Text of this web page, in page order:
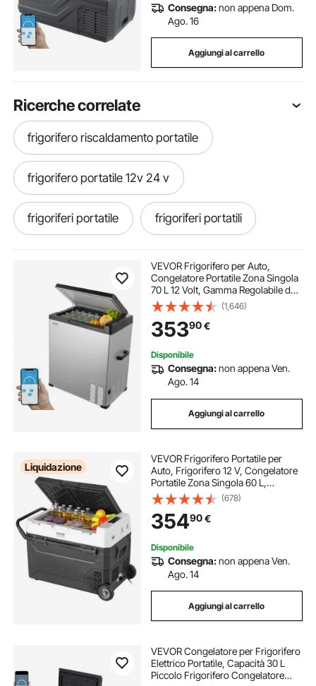
Consegna:non appena Dom.
Ago. 16
Aggiungi al carrello
Ricerche correlate
frigorifero riscaldamento portatile
frigorifero portatile 12v 24 v
frigoriferi portatile frigoriferi portatili
frigorifero portatile
Frigorifero portatile
frigorifero frigorifero portatile
frigorifero a portatile
frigorifero portatile 65
frigorifero portatile 50l
frigorifero portatili a compressore 12v
frigorifero portatile a 24v.
VEVOR Frigorifero per Auto,
Congelatore Portatile Zona Singola
70 L 12 Volt, Gamma Regolabile da
-20 ~ 20 ℃, Dispositivo di
Raffreddamento a Compressore
12/24 V CC e 100-240 V CA per
Campeggio Camper
(1,646)
35390€
Disponibile
Consegna:non appena Ven.
Ago. 14
Aggiungi al carrello
Liquidazione
VEVOR Frigorifero Portatile per
Auto, Frigorifero 12 V, Congelatore
Portatile Zona Singola 60 L,
Temperatura Regolabile - 20 ~ 20
℃, Refrigeratore a Compressore
per Casa, Esterno, Camper, Auto
(678)
35490€
Disponibile
Consegna:non appena Ven.
Ago. 14
Aggiungi al carrello
VEVOR Congelatore per Frigorifero
Elettrico Portatile, Capacità 30 L
Piccolo Frigorifero Congelatore